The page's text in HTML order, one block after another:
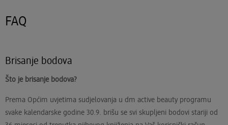
FAQ
Brisanje bodova
Što je brisanje bodova?
Prema Općim uvjetima sudjelovanja u dm active beauty programu
svake kalendarske godine 30.9. brišu se svi skupljeni bodovi stariji od